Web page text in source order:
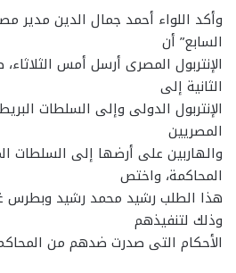
وأكد اللواء أحمد جمال الدين مدير
السابع” أن
الإنتربول المصرى أرسل أمس
الثانية إلى
الإنتربول الدولى وإلى السلطات
المصريين
والهاربين على أرضها إلى السلطات
المحاكمة، واختص
هذا الطلب رشيد محمد رشيد وبطرس
وذلك لتنفيذهم
الأحكام التى صدرت ضدهم من